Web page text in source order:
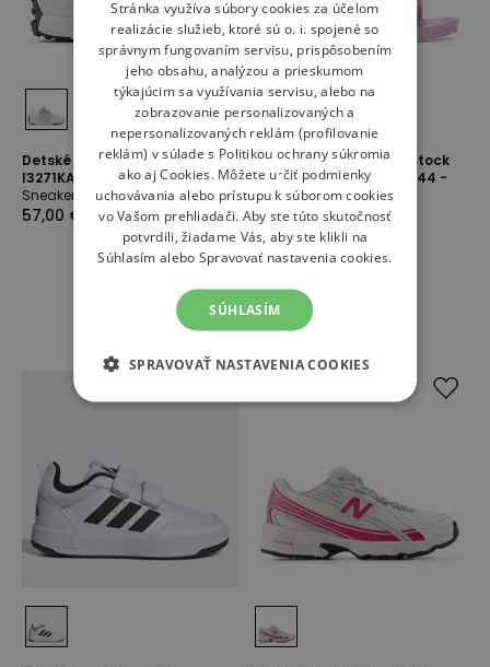
Detské topánky New Balance
I3271KA - béžové
Sneakersy
57,00 €
Sandále detské Birkenstock
Milano Essentials 1029544 -
ružové
Sandále
30,00 € 37,00 €
-19%
Stránka využíva súbory cookies za účelom
realizácie služieb, ktoré sú o. i. spojené so
správnym fungovaním servisu, prispôsobením
jeho obsahu, analýzou a prieskumom
týkajúcim sa využívania servisu, alebo na
zobrazovanie personalizovaných a
nepersonalizovaných reklám (profilovanie
reklám) v súlade s Politikou ochrany súkromia
ako ajCookies. Môžete určiť podmienky
uchovávania alebo prístupu k súborom cookies
vo Vašom prehliadači. Aby ste túto skutočnosť
potvrdili, žiadame Vás, aby ste klikli na
Súhlasím alebo Spravovať nastavenia cookies.
SÚHLASÍM
SPRAVOVAŤ NASTAVENIA COOKIES